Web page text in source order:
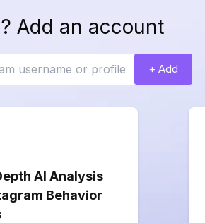
Add an account
+ Add
AI Analysis
Behavior